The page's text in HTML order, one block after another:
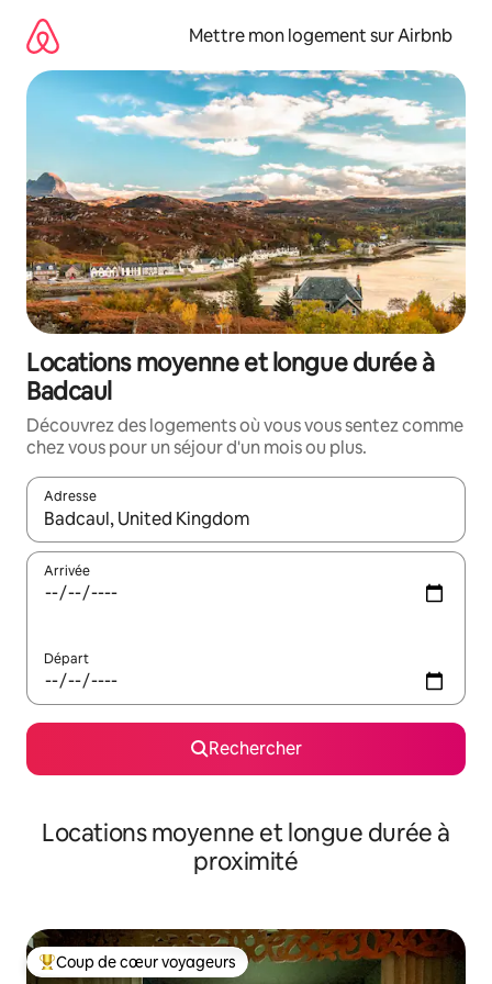
directement
contenu
Mettre mon logement sur Airbnb
Locations moyenne et longue durée à
Badcaul
Découvrez des logements où vous vous sentez comme
chez vous pour un séjour d'un mois ou plus.
Adresse
Lorsque les résultats s'affichent, utilisez les flèches vers le
Arrivée
Départ
Rechercher
Locations moyenne et longue durée à
proximité
Coups de cœur voyageurs les plus appréciés
Coup de cœur voyageurs